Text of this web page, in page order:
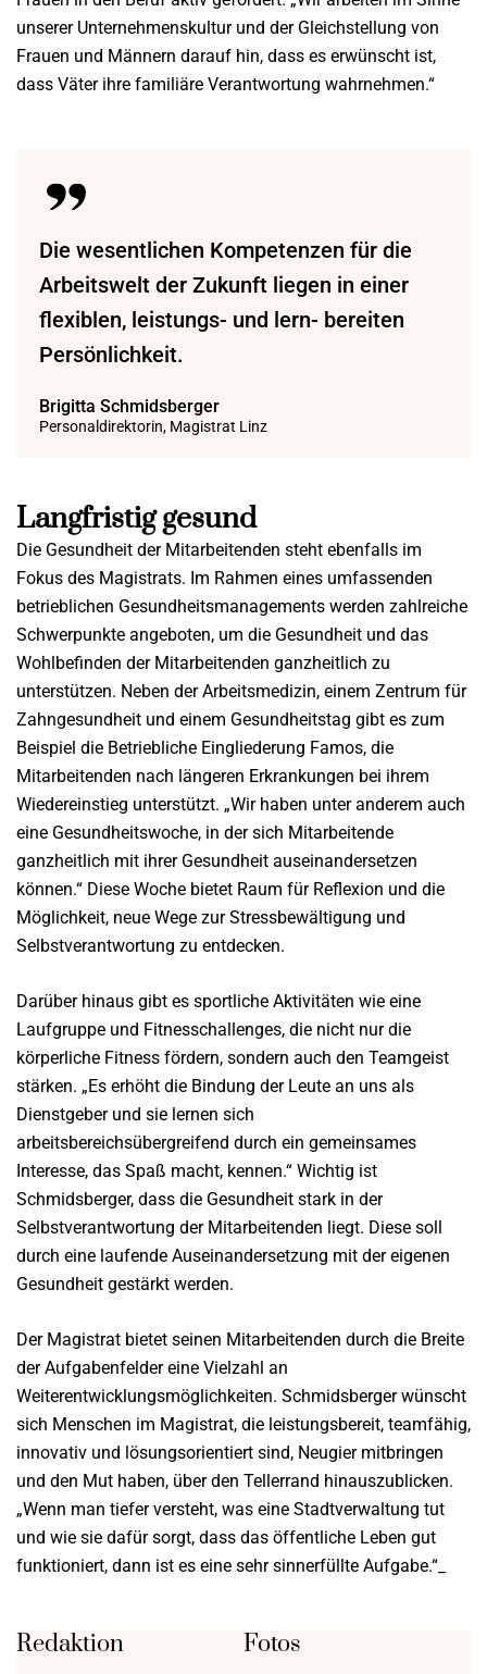
unserer Unternehmenskultur und der Gleichstellung von
Frauen und Männern darauf hin, dass es erwünscht ist,
dass Väter ihre familiäre Verantwortung wahrnehmen.“
Die wesentlichen Kompetenzen für die
Arbeitswelt der Zukunft liegen in einer
flexiblen, leistungs- und lern- bereiten
Persönlichkeit.
Brigitta Schmidsberger
Personaldirektorin, Magistrat Linz
Langfristig gesund
Die Gesundheit der Mitarbeitenden steht ebenfalls im
Fokus des Magistrats. Im Rahmen eines umfassenden
betrieblichen Gesundheitsmanagements werden zahlreiche
Schwerpunkte angeboten, um die Gesundheit und das
Wohlbefinden der Mitarbeitenden ganzheitlich zu
unterstützen. Neben der Arbeitsmedizin, einem Zentrum für
Zahngesundheit und einem Gesundheitstag gibt es zum
Beispiel die Betriebliche Eingliederung Famos, die
Mitarbeitenden nach längeren Erkrankungen bei ihrem
Wiedereinstieg unterstützt. „Wir haben unter anderem auch
eine Gesundheitswoche, in der sich Mitarbeitende
ganzheitlich mit ihrer Gesundheit auseinandersetzen
können.“ Diese Woche bietet Raum für Reflexion und die
Möglichkeit, neue Wege zur Stressbewältigung und
Selbstverantwortung zu entdecken.
Darüber hinaus gibt es sportliche Aktivitäten wie eine
Laufgruppe und Fitnesschallenges, die nicht nur die
körperliche Fitness fördern, sondern auch den Teamgeist
stärken. „Es erhöht die Bindung der Leute an uns als
Dienstgeber und sie lernen sich
arbeitsbereichsübergreifend durch ein gemeinsames
Interesse, das Spaß macht, kennen.“ Wichtig ist
Schmidsberger, dass die Gesundheit stark in der
Selbstverantwortung der Mitarbeitenden liegt. Diese soll
durch eine laufende Auseinandersetzung mit der eigenen
Gesundheit gestärkt werden.
Der Magistrat bietet seinen Mitarbeitenden durch die Breite
der Aufgabenfelder eine Vielzahl an
Weiterentwicklungsmöglichkeiten. Schmidsberger wünscht
sich Menschen im Magistrat, die leistungsbereit, teamfähig,
innovativ und lösungsorientiert sind, Neugier mitbringen
und den Mut haben, über den Tellerrand hinauszublicken.
„Wenn man tiefer versteht, was eine Stadtverwaltung tut
und wie sie dafür sorgt, dass das öffentliche Leben gut
funktioniert, dann ist es eine sehr sinnerfüllte Aufgabe.“_
Redaktion Fotos